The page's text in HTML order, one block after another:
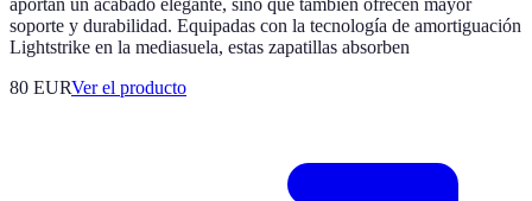
aportan un acabado elegante, sino que también ofrecen mayor
soporte y durabilidad. Equipadas con la tecnología de amortiguación
Lightstrike en la mediasuela, estas zapatillas absorben
80 EURVer el producto